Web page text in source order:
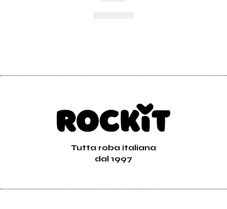
Tutta roba italiana
dal 1997